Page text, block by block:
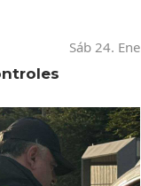
Sáb 24. Ene